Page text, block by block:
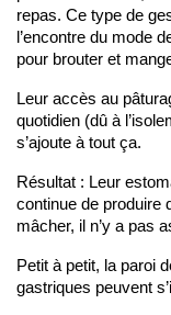
repas. Ce type de
l’encontre du mode
pour brouter et
Leur accès au
quotidien (dû à
s’ajoute à tout ça.
Résultat : Leur
continue de produire
mâcher, il n’y a pas
Petit à petit, la paroi
gastriques peuvent